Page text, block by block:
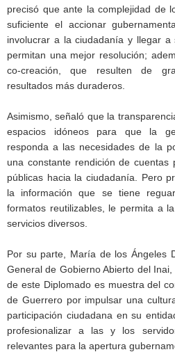
precisó que ante la complejidad de
suficiente el accionar
involucrar a la ciudadanía y llegar a
permitan una mejor resolución;
co-creación, que resulten de
resultados más duraderos.
Asimismo, señaló que la
espacios idóneos para que la
responda a las necesidades de la
una constante rendición de
públicas hacia la ciudadanía. Pero
la información que se tiene
formatos reutilizables, le permita a
servicios diversos.
Por su parte, María de los Ángeles
General de Gobierno Abierto del
de este Diplomado es muestra del
de Guerrero por impulsar una
participación ciudadana en su
profesionalizar a las y los
relevantes para la apertura